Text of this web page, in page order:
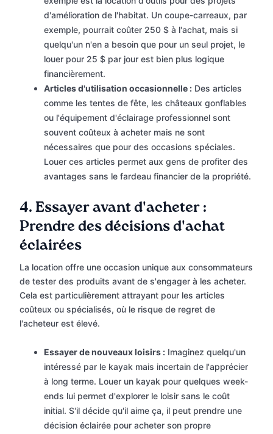
d'amélioration de l'habitat. Un coupe-carreaux, par
exemple, pourrait coûter 250 $ à l'achat, mais si
quelqu'un n'en a besoin que pour un seul projet, le
louer pour 25 $ par jour est bien plus logique
financièrement.
Articles d'utilisation occasionnelle : Des articles
comme les tentes de fête, les châteaux gonflables
ou l'équipement d'éclairage professionnel sont
souvent coûteux à acheter mais ne sont
nécessaires que pour des occasions spéciales.
Louer ces articles permet aux gens de profiter des
avantages sans le fardeau financier de la propriété.
4. Essayer avant d'acheter :
Prendre des décisions d'achat
éclairées
La location offre une occasion unique aux consommateurs
de tester des produits avant de s'engager à les acheter.
Cela est particulièrement attrayant pour les articles
coûteux ou spécialisés, où le risque de regret de
l'acheteur est élevé.
Essayer de nouveaux loisirs : Imaginez quelqu'un
intéressé par le kayak mais incertain de l'apprécier
à long terme. Louer un kayak pour quelques week-
ends lui permet d'explorer le loisir sans le coût
initial. S'il décide qu'il aime ça, il peut prendre une
décision éclairée pour acheter son propre